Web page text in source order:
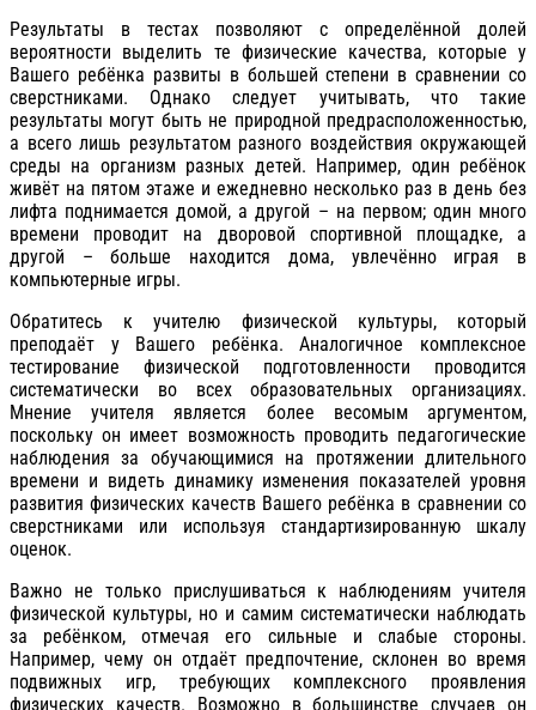
Результаты в тестах позволяют с определённой долей
вероятности выделить те физические качества, которые у
Вашего ребёнка развиты в большей степени в сравнении со
сверстниками. Однако следует учитывать, что такие
результаты могут быть не природной предрасположенностью,
а всего лишь результатом разного воздействия окружающей
среды на организм разных детей. Например, один ребёнок
живёт на пятом этаже и ежедневно несколько раз в день без
лифта поднимается домой, а другой – на первом; один много
времени проводит на дворовой спортивной площадке, а
другой – больше находится дома, увлечённо играя в
компьютерные игры.
Обратитесь к учителю физической культуры, который
преподаёт у Вашего ребёнка. Аналогичное комплексное
тестирование физической подготовленности проводится
систематически во всех образовательных организациях.
Мнение учителя является более весомым аргументом,
поскольку он имеет возможность проводить педагогические
наблюдения за обучающимися на протяжении длительного
времени и видеть динамику изменения показателей уровня
развития физических качеств Вашего ребёнка в сравнении со
сверстниками или используя стандартизированную шкалу
оценок.
Важно не только прислушиваться к наблюдениям учителя
физической культуры, но и самим систематически наблюдать
за ребёнком, отмечая его сильные и слабые стороны.
Например, чему он отдаёт предпочтение, склонен во время
подвижных игр, требующих комплексного проявления
физических качеств. Возможно в большинстве случаев он